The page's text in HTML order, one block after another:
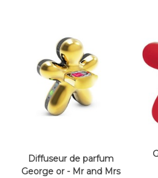
Diffuseur de parfum
George or - Mr and Mrs